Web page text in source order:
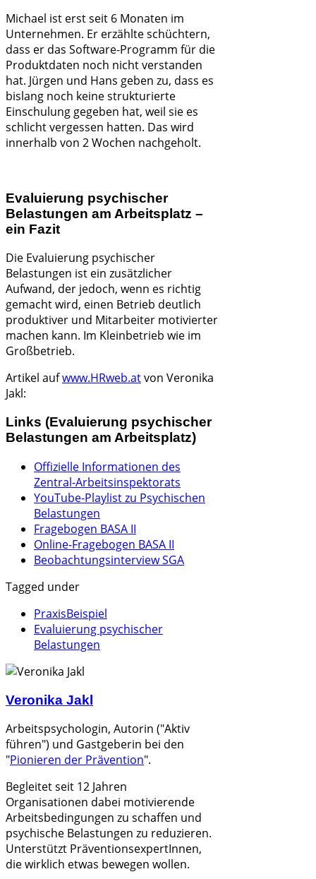
Michael ist erst seit 6 Monaten im
Unternehmen. Er erzählte schüchtern,
dass er das Software-Programm für die
Produktdaten noch nicht verstanden
hat. Jürgen und Hans geben zu, dass es
bislang noch keine strukturierte
Einschulung gegeben hat, weil sie es
schlicht vergessen hatten. Das wird
innerhalb von 2 Wochen nachgeholt.
Evaluierung psychischer
Belastungen am Arbeitsplatz –
ein Fazit
Die Evaluierung psychischer
Belastungen ist ein zusätzlicher
Aufwand, der jedoch, wenn es richtig
gemacht wird, einen Betrieb deutlich
produktiver und Mitarbeiter motivierter
machen kann. Im Kleinbetrieb wie im
Großbetrieb.
Artikel aufwww.HRweb.atvon Veronika
Jakl:
Links (Evaluierung psychischer
Belastungen am Arbeitsplatz)
Offizielle Informationen des
Zentral-Arbeitsinspektorats
YouTube-Playlist zu Psychischen
Belastungen
Fragebogen BASA II
Online-Fragebogen BASA II
Beobachtungsinterview SGA
Tagged under
PraxisBeispiel
Evaluierung psychischer
Belastungen
Veronika Jakl
Arbeitspsychologin, Autorin ("Aktiv
führen") und Gastgeberin bei den
"Pionieren der Prävention".
Begleitet seit 12 Jahren
Organisationen dabei motivierende
Arbeitsbedingungen zu schaffen und
psychische Belastungen zu reduzieren.
Unterstützt PräventionsexpertInnen,
die wirklich etwas bewegen wollen.